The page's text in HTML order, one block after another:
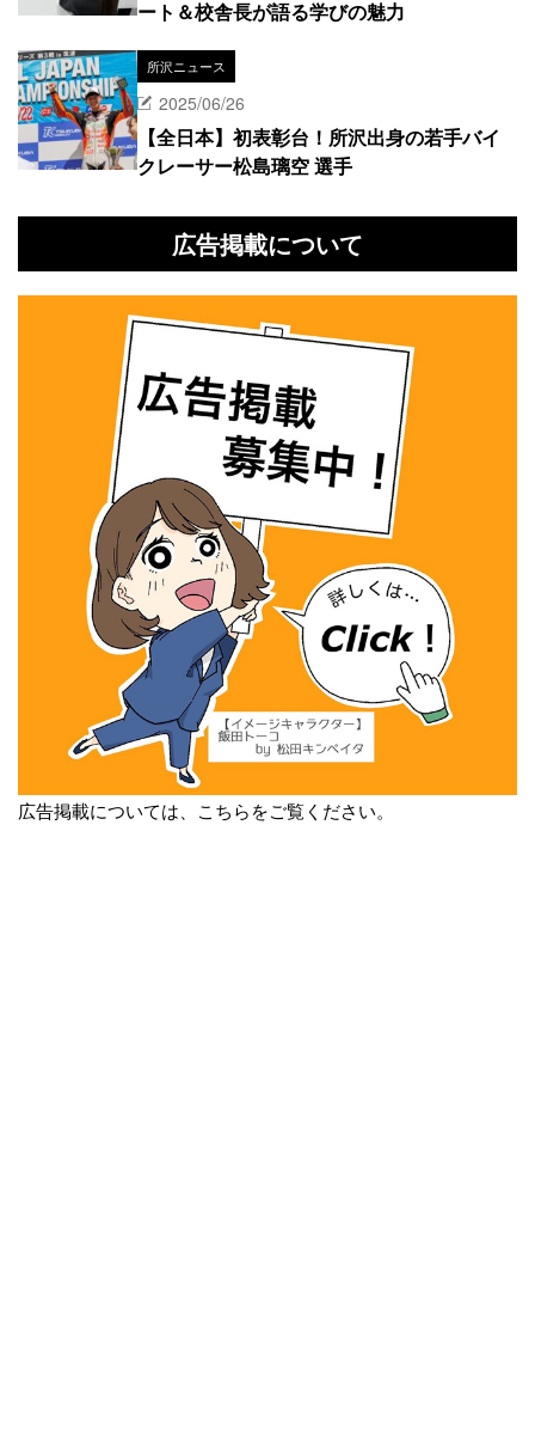
ート＆校舎長が語る学びの魅力
所沢ニュース
2025/06/26
【全日本】初表彰台！所沢出身の若手バイ
クレーサー松島璃空 選手
広告掲載について
広告掲載については、こちらをご覧ください。